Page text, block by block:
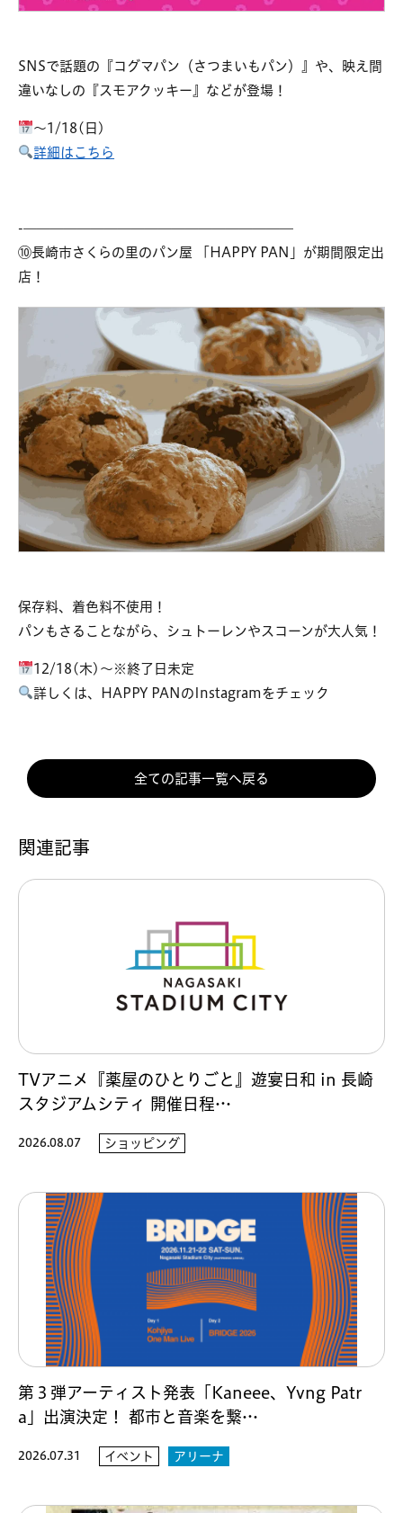
SNSで話題の『コグマパン（さつまいもパン）』や、映え間
違いなしの『スモアクッキー』などが登場！
～1/18(日)
詳細はこちら
-————————————————————
⑩長崎市さくらの里のパン屋 「HAPPY PAN」が期間限定出
店！
保存料、着色料不使用！
パンもさることながら、シュトーレンやスコーンが大人気！
12/18(木)～※終了日未定
詳しくは、HAPPY PANのInstagramをチェック
全ての記事一覧へ戻る
関連記事
TVアニメ『薬屋のひとりごと』遊宴日和 in 長崎
スタジアムシティ 開催日程…
2026.08.07 ショッピング
第３弾アーティスト発表「Kaneee、Yvng Patr
a」出演決定！ 都市と音楽を繋…
2026.07.31 イベント アリーナ